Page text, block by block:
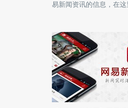
易新闻资讯的信息，在这